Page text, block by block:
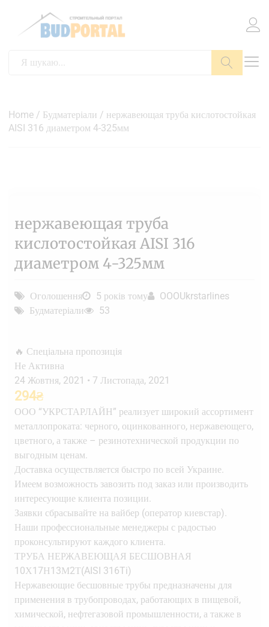
Home / Будматеріали / нержавеющая труба кислотостойкая
AISI 316 диаметром 4-325мм
нержавеющая труба
кислотостойкая AISI 316
диаметром 4-325мм
Оголошення 5 років тому
OOOUkrstarlines
Будматеріали
53
🔥 Спеціальна пропозиція
Не Активна
24 Жовтня, 2021 • 7 Листопада, 2021
294₴
ООО “УКРСТАРЛАЙН” реализует широкий ассортимент
металлопроката: черного, оцинкованного, нержавеющего,
цветного, а также – резинотехнической продукции по
выгодным ценам.
Доставка осуществляется быстро по всей Украине.
Имеем возможность завозить под заказ или производить
интересующие клиента позиции.
Заявки сбрасывайте на вайбер (оператор киевстар).
Наши профессиональные менеджеры с радостью
проконсультируют каждого клиента.
ТРУБА НЕРЖАВЕЮЩАЯ БЕСШОВНАЯ
10Х17Н13М2Т(AISI 316Ti)
Нержавеющие бесшовные трубы предназначены для
применения в трубопроводах, работающих в пищевой,
химической, нефтегазовой промышленности, а также в